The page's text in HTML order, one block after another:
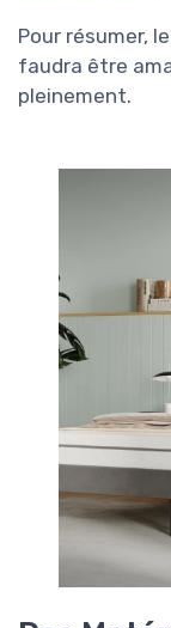
Pour résumer,
faudra être
pleinement.